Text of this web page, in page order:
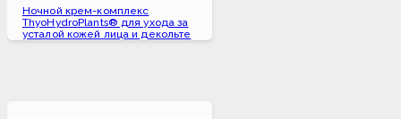
Ночной крем-комплекс
ThyoHydroPlants® для ухода за
усталой кожей лица и декольте